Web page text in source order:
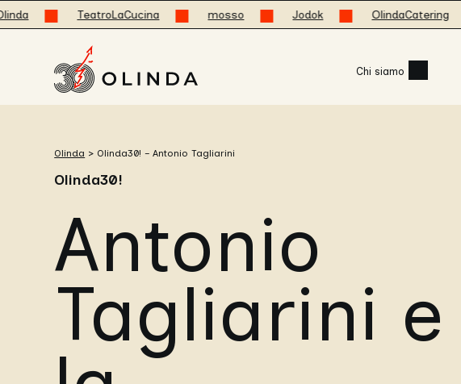
TeatroLaCucina OlindaCatering
Chi siamo
Olinda > Olinda30! – Antonio Tagliarini
Olinda30!
Antonio
Tagliarini e